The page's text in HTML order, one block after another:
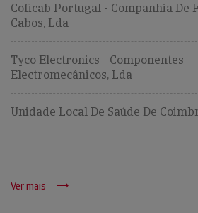
Coficab Portugal - Companhia De
Cabos, Lda
Tyco Electronics - Componentes
Electromecânicos, Lda
Unidade Local De Saúde De
Ver mais